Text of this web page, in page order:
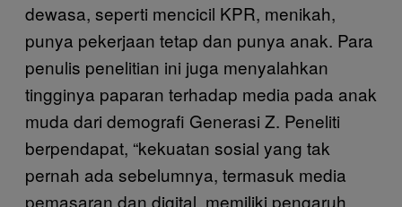
dewasa, seperti mencicil KPR, menikah,
punya pekerjaan tetap dan punya anak. Para
penulis penelitian ini juga menyalahkan
tingginya paparan terhadap media pada anak
muda dari demografi Generasi Z. Peneliti
berpendapat, “kekuatan sosial yang tak
pernah ada sebelumnya, termasuk media
pemasaran dan digital, memiliki pengaruh